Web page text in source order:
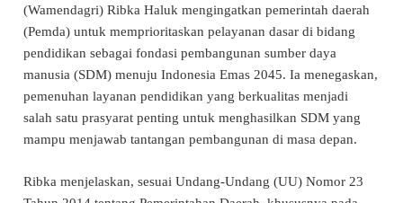
(Wamendagri) Ribka Haluk mengingatkan pemerintah daerah
(Pemda) untuk memprioritaskan pelayanan dasar di bidang
pendidikan sebagai fondasi pembangunan sumber daya
manusia (SDM) menuju Indonesia Emas 2045. Ia menegaskan,
pemenuhan layanan pendidikan yang berkualitas menjadi
salah satu prasyarat penting untuk menghasilkan SDM yang
mampu menjawab tantangan pembangunan di masa depan.
Ribka menjelaskan, sesuai Undang-Undang (UU) Nomor 23